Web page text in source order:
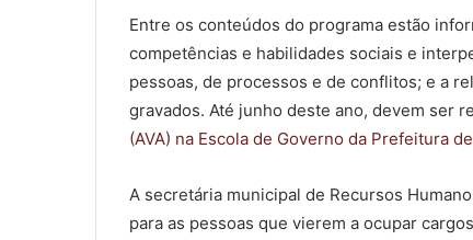
Entre os conteúdos do programa estão
competências e habilidades sociais e
pessoas, de processos e de conflitos; e a
gravados. Até junho deste ano, devem ser
(AVA) na Escola de Governo da Prefeitura
A secretária municipal de Recursos
para as pessoas que vierem a ocupar